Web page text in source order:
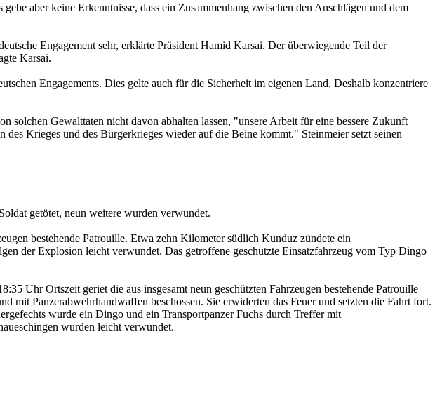
aber keine Erkenntnisse, dass ein Zusammenhang zwischen den Anschlägen und dem
Engagement sehr, erklärte Präsident Hamid Karsai. Der überwiegende Teil der
Karsai.
Engagements. Dies gelte auch für die Sicherheit im eigenen Land. Deshalb konzentriere
Gewalttaten nicht davon abhalten lassen, "unsere Arbeit für eine bessere Zukunft
Krieges und des Bürgerkrieges wieder auf die Beine kommt." Steinmeier setzt seinen
getötet, neun weitere wurden verwundet.
bestehende Patrouille. Etwa zehn Kilometer südlich Kunduz zündete ein
der Explosion leicht verwundet. Das getroffene geschützte Einsatzfahrzeug vom Typ Dingo
Uhr Ortszeit geriet die aus insgesamt neun geschützten Fahrzeugen bestehende Patrouille
Panzerabwehrhandwaffen beschossen. Sie erwiderten das Feuer und setzten die Fahrt fort.
wurde ein Dingo und ein Transportpanzer Fuchs durch Treffer mit
wurden leicht verwundet.